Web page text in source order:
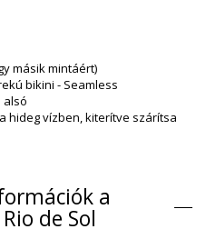
másik mintáért)
bikini - Seamless
alsó
hideg vízben, kiterítve szárítsa
Elastane - OEKO-TEX -
a
de Sol